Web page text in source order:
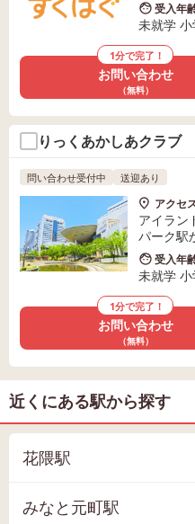
受入年
未就学 小
1分で完了！
お問い合わせ
（無料）
りっくあかしあクラブ
問い合わせ受付中 送迎あり
アクセ
アイラン
パーク駅
受入年
未就学 小
1分で完了！
お問い合わせ
（無料）
近くにある駅から探す
花隈駅
みなと元町駅